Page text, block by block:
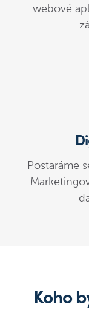
webové
Postaráme
Koho